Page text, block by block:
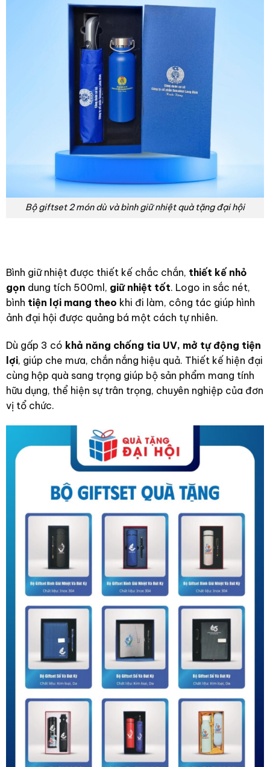
Bộ giftset 2 món dù và bình giữ nhiệt quà tặng đại hội
Bình giữ nhiệt được thiết kế chắc chắn, thiết kế nhỏ
gọn dung tích 500ml, giữ nhiệt tốt. Logo in sắc nét,
bình tiện lợi mang theo khi đi làm, công tác giúp hình
ảnh đại hội được quảng bá một cách tự nhiên.
Dù gấp 3 có khả năng chống tia UV, mở tự động tiện
lợi, giúp che mưa, chắn nắng hiệu quả. Thiết kế hiện đại
cùng hộp quà sang trọng giúp bộ sản phẩm mang tính
hữu dụng, thể hiện sự trân trọng, chuyên nghiệp của đơn
vị tổ chức.